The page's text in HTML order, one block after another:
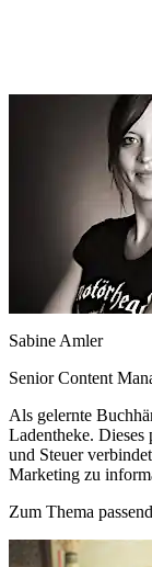
Sabine Amler
Senior Content
Als gelernte
Ladentheke.
und Steuer
Marketing zu
Zum Thema